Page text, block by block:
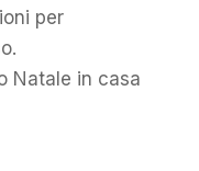
per
Natale in casa